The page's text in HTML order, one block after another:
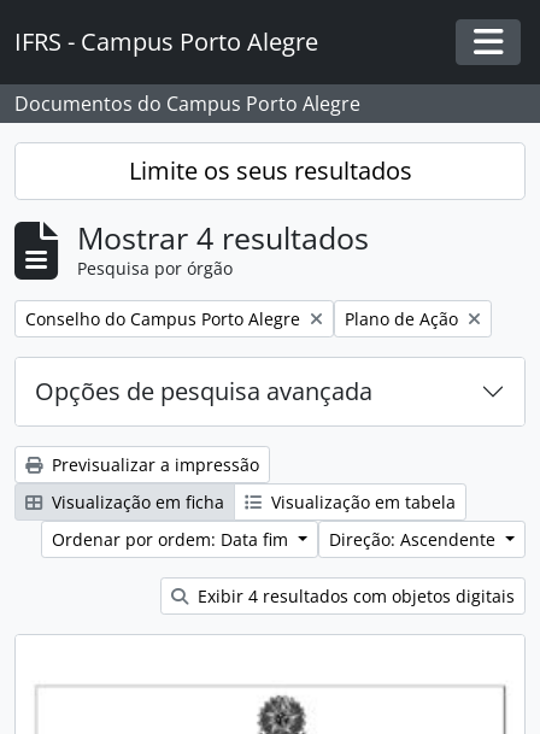
IFRS - Campus Porto Alegre
Documentos do Campus Porto Alegre
Limite os seus resultados
Mostrar 4 resultados
Pesquisa por órgão
Remover filtro:
Conselho do Campus Porto Alegre Remover filtro:
Plano de Ação
Opções de pesquisa avançada
Previsualizar a impressão
Visualização em ficha
Visualização em tabela
Ordenar por ordem: Data fim
Direção: Ascendente
Exibir 4 resultados com objetos digitais